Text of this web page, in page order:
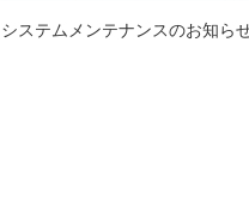
システムメンテナンスのお知